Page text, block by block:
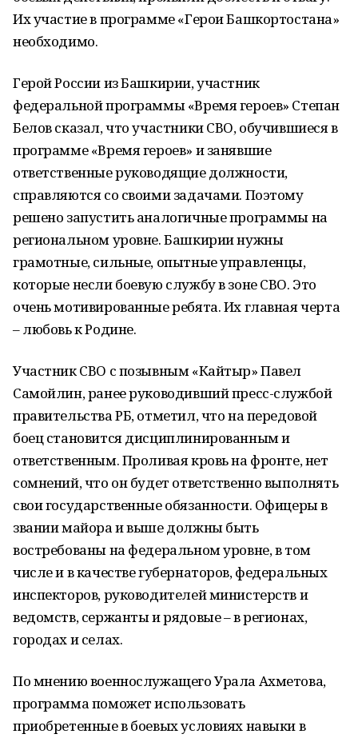
Их участие в программе «Герои Башкортостана»
необходимо.
Герой России из Башкирии, участник
федеральной программы «Время героев» Степан
Белов сказал, что участники СВО, обучившиеся в
программе «Время героев» и занявшие
ответственные руководящие должности,
справляются со своими задачами. Поэтому
решено запустить аналогичные программы на
региональном уровне. Башкирии нужны
грамотные, сильные, опытные управленцы,
которые несли боевую службу в зоне СВО. Это
очень мотивированные ребята. Их главная черта
– любовь к Родине.
Участник СВО с позывным «Кайтыр» Павел
Самойлин, ранее руководивший пресс-службой
правительства РБ, отметил, что на передовой
боец становится дисциплинированным и
ответственным. Проливая кровь на фронте, нет
сомнений, что он будет ответственно выполнять
свои государственные обязанности. Офицеры в
звании майора и выше должны быть
востребованы на федеральном уровне, в том
числе и в качестве губернаторов, федеральных
инспекторов, руководителей министерств и
ведомств, сержанты и рядовые – в регионах,
городах и селах.
По мнению военнослужащего Урала Ахметова,
программа поможет использовать
приобретенные в боевых условиях навыки в